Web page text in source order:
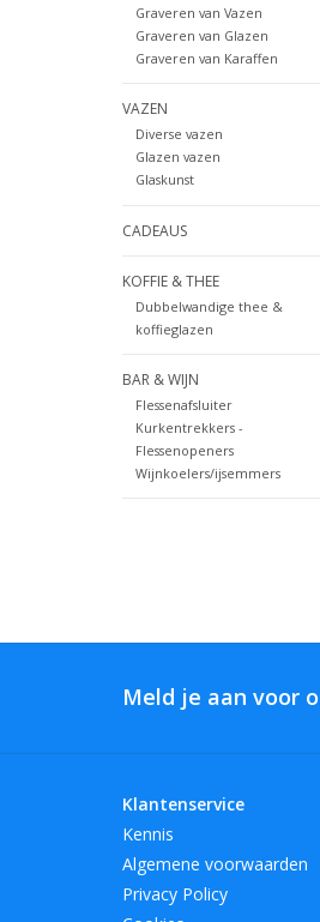
Graveren van Vazen
Graveren van Glazen
Graveren van Karaffen
VAZEN
Diverse vazen
Glazen vazen
Glaskunst
CADEAUS
KOFFIE & THEE
Dubbelwandige thee &
koffieglazen
BAR & WIJN
Flessenafsluiter
Kurkentrekkers -
Flessenopeners
Wijnkoelers/ijsemmers
Meld je aan voor
Klantenservice
Kennis
Algemene voorwaarden
Privacy Policy